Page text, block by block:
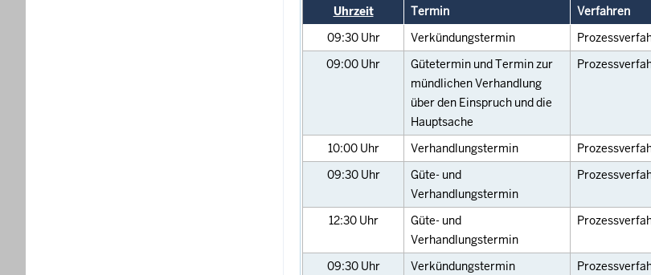
Uhrzeit Termin Verfahren
09:30 Uhr Verkündungstermin
09:00 Uhr
Gütetermin und Termin zur
mündlichen Verhandlung
über den Einspruch und die
Hauptsache
10:00 Uhr Verhandlungstermin
09:30 Uhr
Güte- und
Verhandlungstermin
12:30 Uhr
Güte- und
Verhandlungstermin
09:30 Uhr Verkündungstermin